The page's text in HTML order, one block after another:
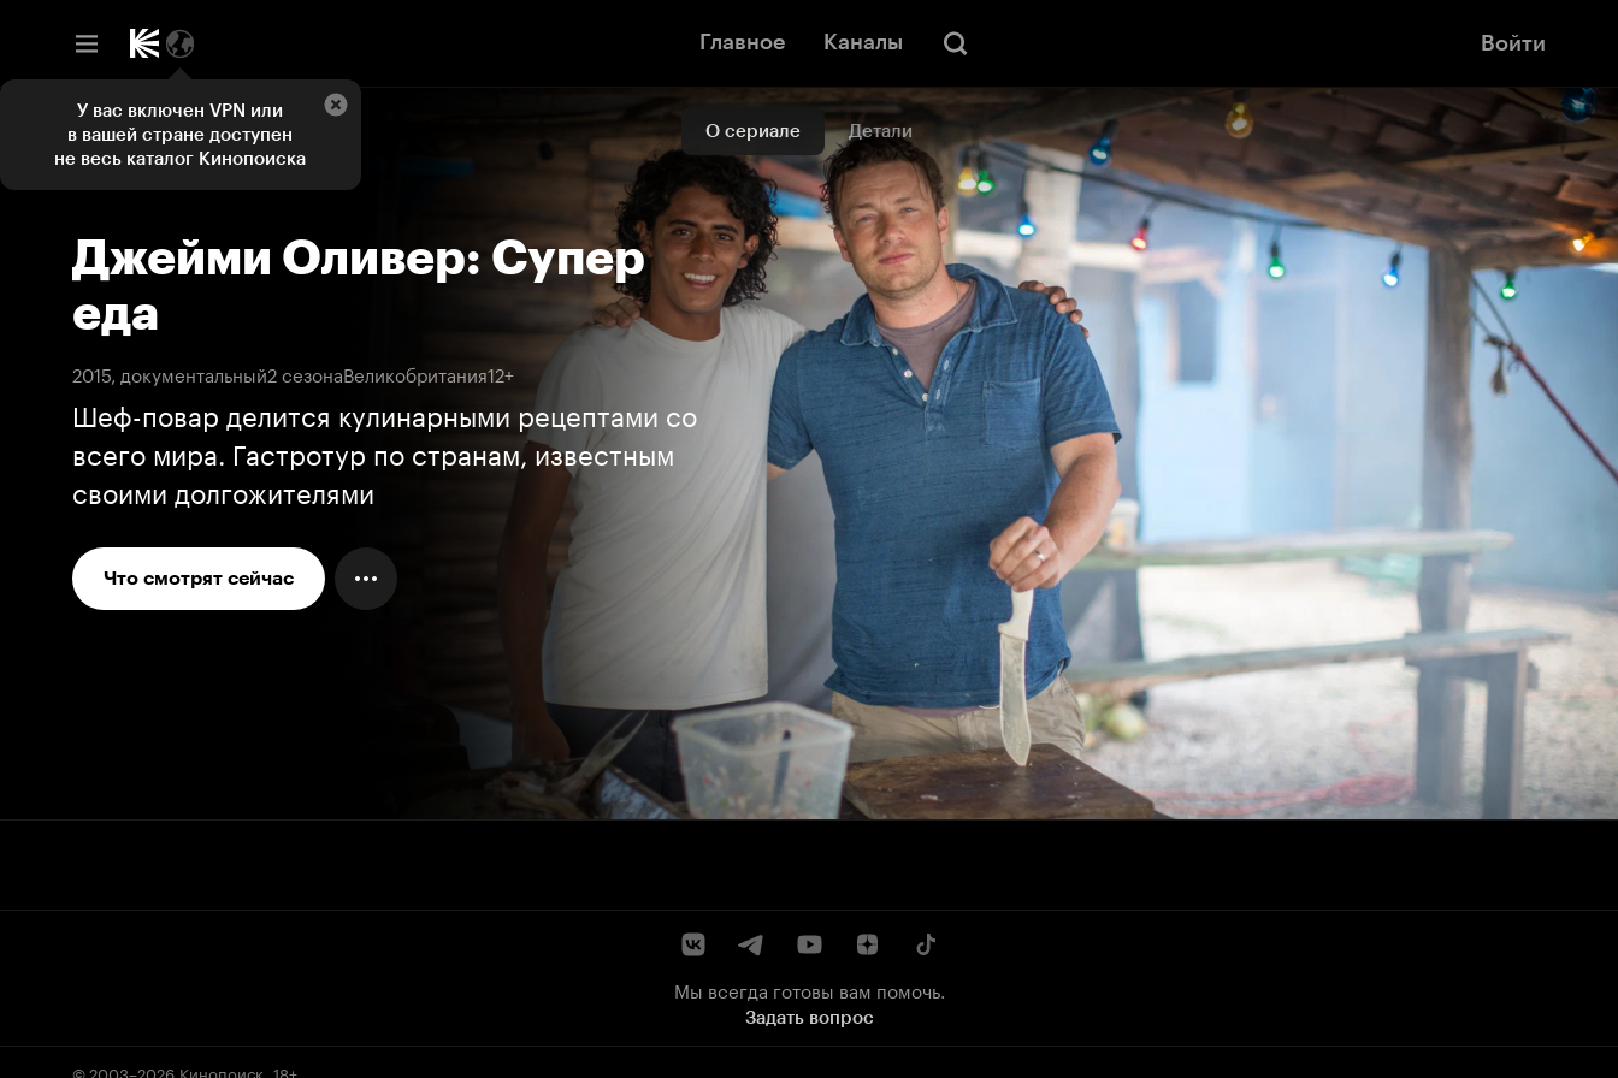
Главное Каналы Войти
О сериале Детали
Джейми Оливер: Супер
еда
2015, документальный2 сезонаВеликобритания12+
Шеф-повар делится кулинарными рецептами со
всего мира. Гастротур по странам, известным
своими долгожителями
Что смотрят сейчас
Мы всегда готовы вам помочь.
Задать вопрос
© 2003–2026 Кинопоиск 18+
У вас включен VPN или
в вашей стране доступен
не весь каталог Кинопоиска